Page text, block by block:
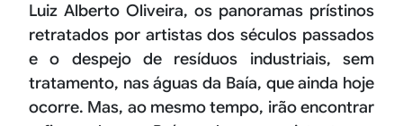
Luiz Alberto Oliveira, os panoramas prístinos
retratados por artistas dos séculos passados
e o despejo de resíduos industriais, sem
tratamento, nas águas da Baía, que ainda hoje
ocorre. Mas, ao mesmo tempo, irão encontrar